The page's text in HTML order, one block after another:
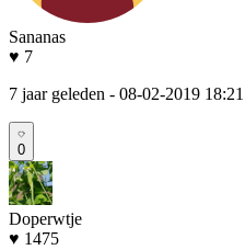
Sananas
♥ 7
7 jaar geleden - 08-02-2019 18:21
0
Doperwtje
♥ 1475